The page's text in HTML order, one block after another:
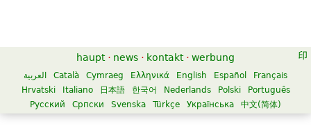
haupt · news · kontakt · werbung
العربية Català Cymraeg Ελληνικά English Español
Français
Hrvatski
Italiano 日本語 한국어 Nederlands Polski
Português
Русский
Српски Svenska Türkçe Українська 中文(简体)